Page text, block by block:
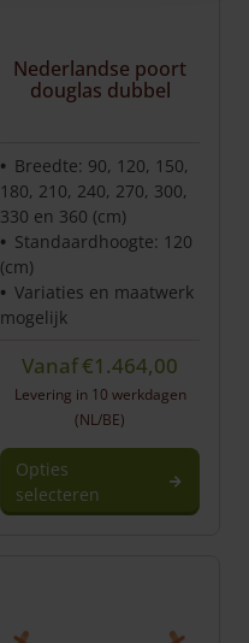
Nederlandse poort
douglas dubbel
Breedte: 90, 120, 150,
180, 210, 240, 270, 300,
330 en 360 (cm)
Standaardhoogte: 120
(cm)
Variaties en maatwerk
mogelijk
Vanaf€1.464,00
Levering in 10 werkdagen
(NL/BE)
Opties
selecteren